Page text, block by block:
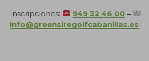
Inscripciones: 949 32 46 00 –
info@greensiregolfcabanillas.es